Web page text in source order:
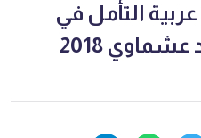
التأمل في
2018